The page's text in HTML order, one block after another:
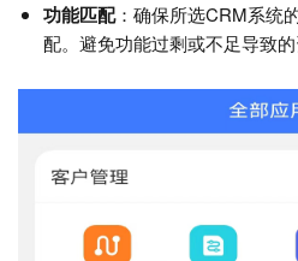
功能匹配：确保所选CRM系统
配。避免功能过剩或不足导致的